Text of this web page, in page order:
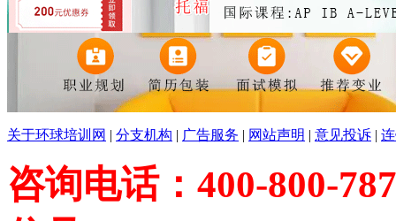
关于环球培训网 | 分支机构 | 广告服务 | 网站声明 | 意见投诉 |
咨询电话：400-800-